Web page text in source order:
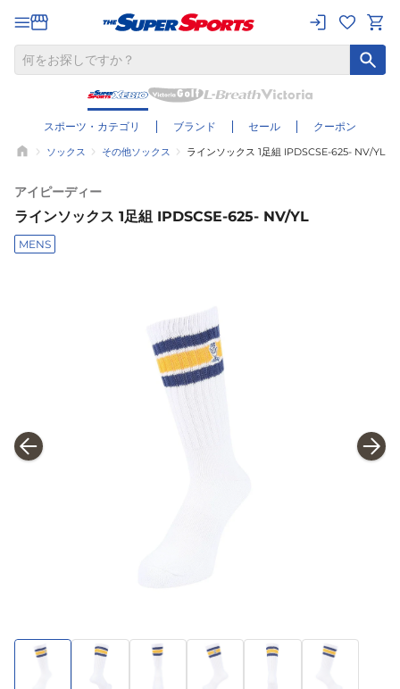
スポーツ・カテゴリ ブランド セール クーポン
ソックス その他ソックス ラインソックス 1足組 IPDSCSE-625- NV/YL
アイピーディー
ラインソックス 1足組 IPDSCSE-625- NV/YL
MENS